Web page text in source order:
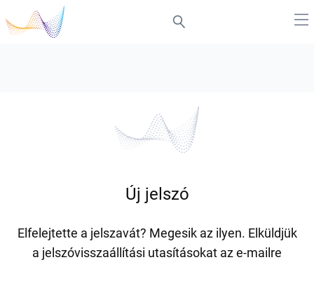
Új jelszó
Elfelejtette a jelszavát? Megesik az ilyen. Elküldjük
a jelszóvisszaállítási utasításokat az e-mailre